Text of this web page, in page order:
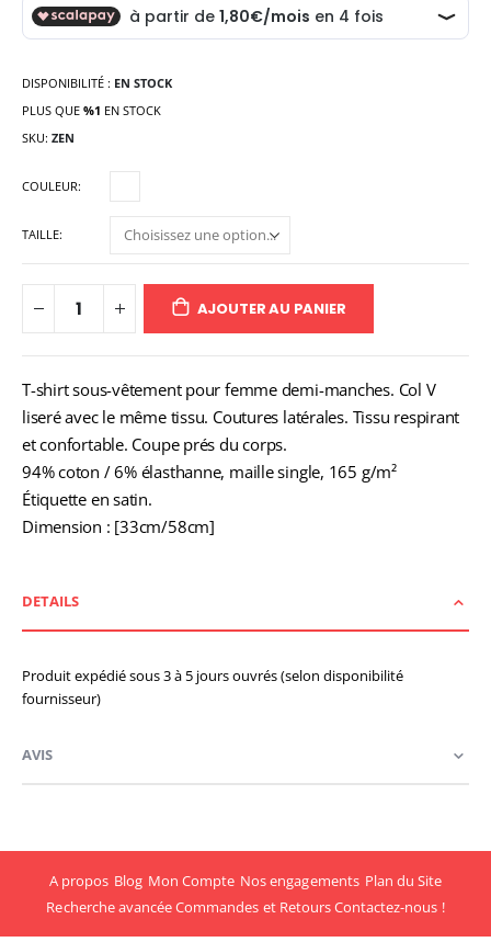
DISPONIBILITÉ : EN STOCK
PLUS QUE %1 EN STOCK
SKU ZEN
COULEUR
TAILLE
AJOUTER AU PANIER
T-shirt sous-vêtement pour femme demi-manches. Col V
liseré avec le même tissu. Coutures latérales. Tissu respirant
et confortable. Coupe prés du corps.
94% coton / 6% élasthanne, maille single, 165 g/m²
Étiquette en satin.
Dimension : [33cm/58cm]
DETAILS
Produit expédié sous 3 à 5 jours ouvrés (selon disponibilité
fournisseur)
AVIS
A propos Blog Mon Compte Nos engagements Plan du Site
Recherche avancéeCommandes et RetoursContactez-nous !